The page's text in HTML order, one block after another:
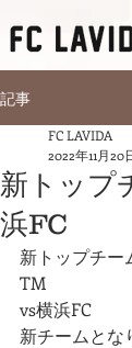
記事
新トップ
浜FC
FC LAVIDA
2022年11月20
新トップチー
TM
vs横浜FC
新チームとな